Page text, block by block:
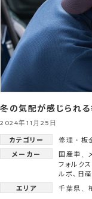
冬の気配が感じられる
2024年11月25日
カテゴリー 修理・板
メーカー
国産車 、
フォルク
ルボ、 日産
エリア
千葉県 、